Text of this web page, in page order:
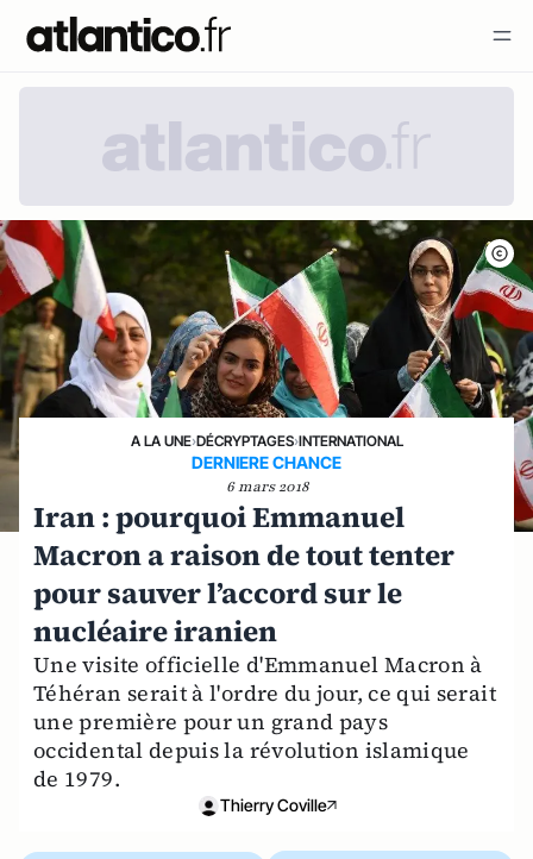
A LA UNE›DÉCRYPTAGES›INTERNATIONAL
DERNIERE CHANCE
6 mars 2018
Iran : pourquoi Emmanuel
Macron a raison de tout tenter
pour sauver l’accord sur le
nucléaire iranien
Une visite officielle d'Emmanuel Macron à
Téhéran serait à l'ordre du jour, ce qui serait
une première pour un grand pays
occidental depuis la révolution islamique
de 1979.
Thierry Coville